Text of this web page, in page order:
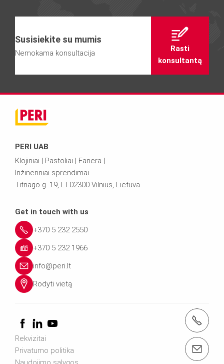
Susisiekite su mumis
Nemokama konsultacija
Rasti
konsultantą
PERI UAB
Klojiniai | Pastoliai | Fanera |
Inžineriniai sprendimai
Titnago g. 19, LT-02300 Vilnius, Lietuva
Get in touch with us
+370 5 232 2550
+370 5 232 1966
info@peri.lt
Rodyti vietą
Rekvizitai
Privatumo politika